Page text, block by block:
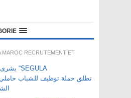
MAROC RECRUTEMENT ET